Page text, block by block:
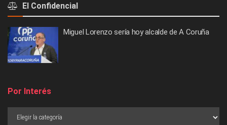
El Confidencial
Miguel Lorenzo sería hoy alcalde de A Coruña
Por Interés